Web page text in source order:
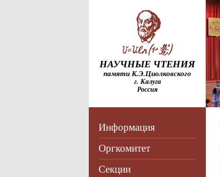
НАУЧНЫЕ ЧТЕНИЯ
памяти К.Э.Циолковского
г. Калуга
Россия
Информация
Оргкомитет
Секции